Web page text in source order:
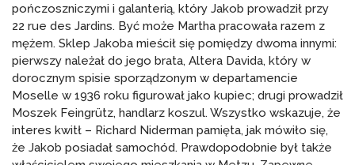
pończoszniczymi i galanterią, który Jakob prowadził przy
22 rue des Jardins. Być może Martha pracowała razem z
mężem. Sklep Jakoba mieścił się pomiędzy dwoma innymi:
pierwszy należał do jego brata, Altera Davida, który w
dorocznym spisie sporządzonym w departamencie
Moselle w 1936 roku figurował jako kupiec; drugi prowadził
Moszek Feingrütz, handlarz koszul. Wszystko wskazuje, że
interes kwitł – Richard Niderman pamięta, jak mówiło się,
że Jakob posiadał samochód. Prawdopodobnie był także